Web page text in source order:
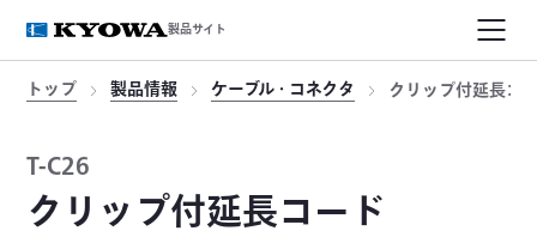
製品サイト
トップ 製品情報 ケーブル・コネクタ クリップ付延長コ
T-C26
クリップ付延長コード